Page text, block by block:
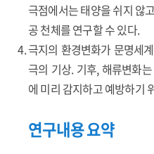
극점에서는 태양을 쉬지 않
공 천체를 연구할 수 있다.
극지의 환경변화가 문명세
극의 기상. 기후, 해류변화
에 미리 감지하고 예방하기
연구내용 요약